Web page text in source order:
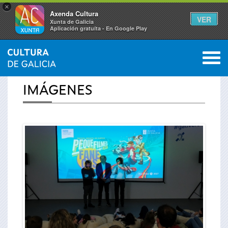
×
Axenda Cultura
Xunta de Galicia
Aplicación gratuíta - En Google Play
VER
Se
encuentra
usted
aquí
INICIO › ACTUALIDAD 0
IMÁGENES